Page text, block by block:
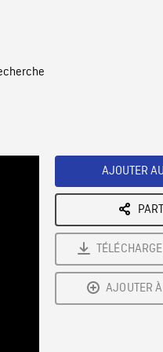
AJOUTER
AJOUTER